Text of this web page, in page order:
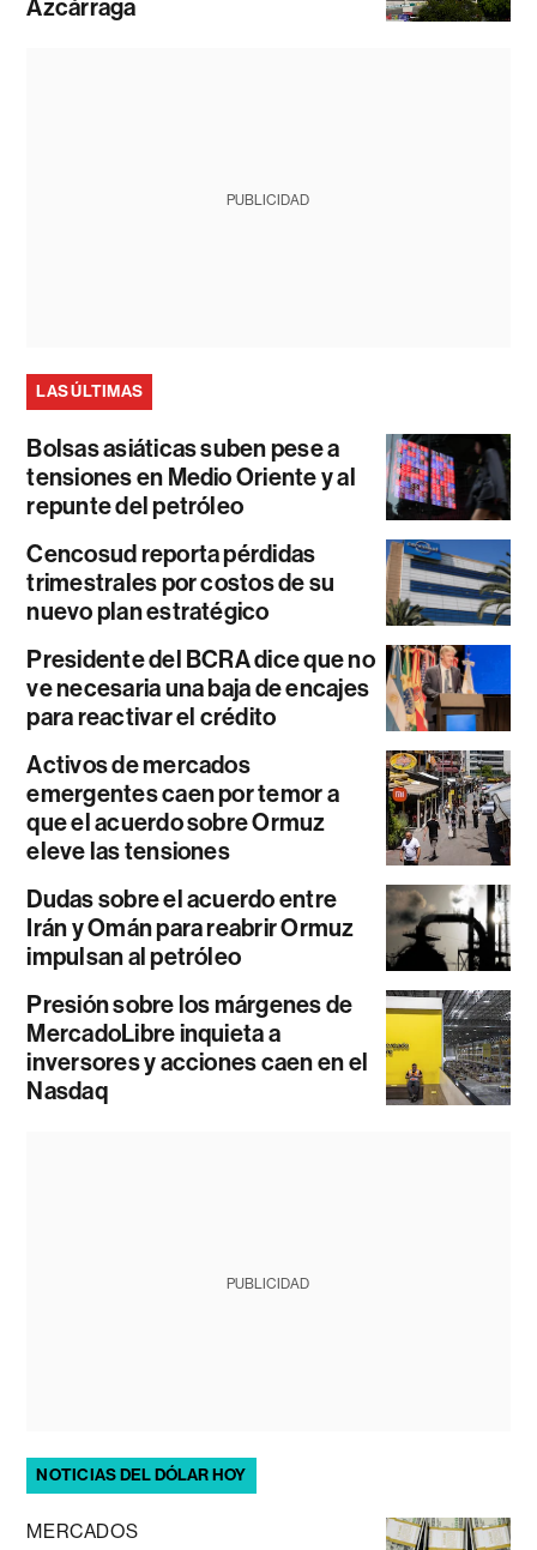
Azcárraga
PUBLICIDAD
LAS ÚLTIMAS
Bolsas asiáticas suben pese a
tensiones en Medio Oriente y al
repunte del petróleo
Cencosud reporta pérdidas
trimestrales por costos de su
nuevo plan estratégico
Presidente del BCRA dice que no
ve necesaria una baja de encajes
para reactivar el crédito
Activos de mercados
emergentes caen por temor a
que el acuerdo sobre Ormuz
eleve las tensiones
Dudas sobre el acuerdo entre
Irán y Omán para reabrir Ormuz
impulsan al petróleo
Presión sobre los márgenes de
MercadoLibre inquieta a
inversores y acciones caen en el
Nasdaq
PUBLICIDAD
NOTICIAS DEL DÓLAR HOY
MERCADOS